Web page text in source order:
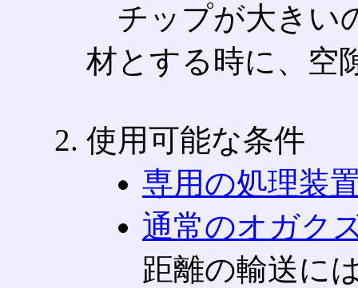
チップが大きい
材とする時に、空
使用可能な条件
専用の処理装
通常のオガク
距離の輸送に